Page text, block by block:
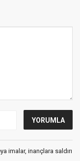
imalar, inançlara saldırı